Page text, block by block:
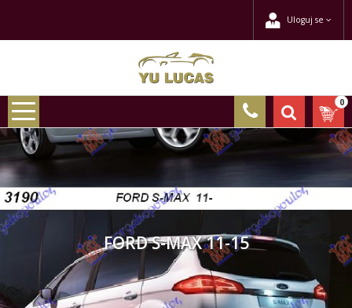
Uloguj se
0
FORD S-MAX 11-15